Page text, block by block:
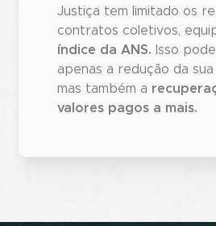
Justiça tem limitado os
contratos coletivos,
índice da ANS. Isso
apenas a redução da sua
mas também a
valores pagos a mais.